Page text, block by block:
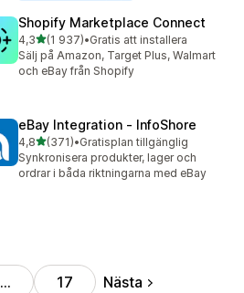
Shopify Marketplace Connect
4,3av 5 stjärnor
(1 937)
1937 recensioner totalt
•Gratis att installera
Sälj på Amazon, Target Plus, Walmart
och eBay från Shopify
eBay Integration ‑ InfoShore
4,8av 5 stjärnor
(371)
371 recensioner totalt
•Gratisplan tillgänglig
Synkronisera produkter, lager och
ordrar i båda riktningarna med eBay
… 17 Nästa